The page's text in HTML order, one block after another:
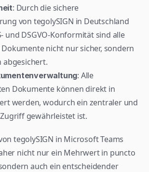
: Durch die sichere
von tegolySIGN in Deutschland
und DSGVO-Konformität sind alle
nicht nur sicher, sondern
abgesichert.
: Alle
Dokumente können direkt in
werden, wodurch ein zentraler und
gewährleistet ist.
tegolySIGN in Microsoft Teams
nicht nur ein Mehrwert in puncto
auch ein entscheidender